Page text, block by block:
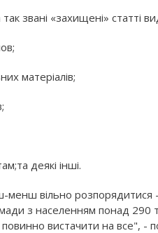
звані «захищені» статті
матеріалів;
деякі інші.
вільно розпорядитися
з населенням понад 290
вистачити на все", -